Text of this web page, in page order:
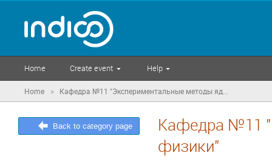
Home Create event Help
Home » Кафедра №11 "Экспериментальные методы яд...
Back to category page
Кафедра №11
физики"